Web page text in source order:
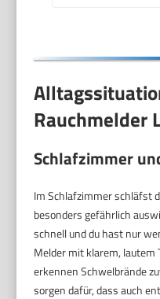
Rauchmelder
Schlafzimmer
Im Schlafzimmer schläfst
besonders gefährlich
schnell und du hast nur
Melder mit klarem, lautem
erkennen Schwelbrände
sorgen dafür, dass auch